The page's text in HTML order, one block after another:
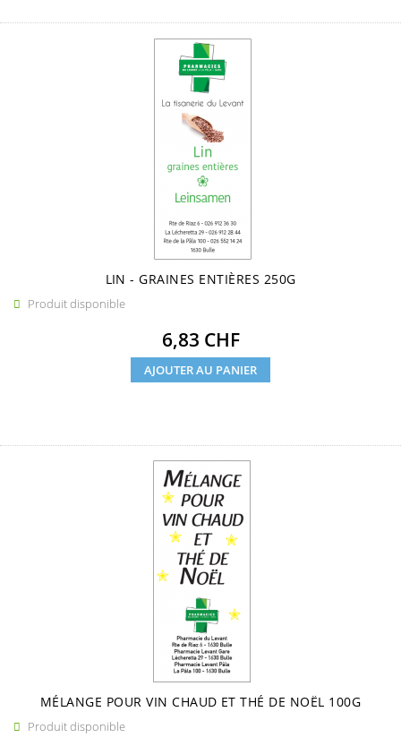
LIN - GRAINES ENTIÈRES 250G
 Produit disponible
Prix
6,83 CHF
AJOUTER AU PANIER
MÉLANGE POUR VIN CHAUD ET THÉ DE NOËL 100G
 Produit disponible